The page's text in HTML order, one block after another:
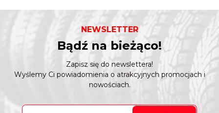
NEWSLETTER
Bądź na bieżąco!
Zapisz się do newslettera!
Wyślemy Ci powiadomienia o atrakcyjnych promocjach i
nowościach.